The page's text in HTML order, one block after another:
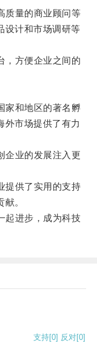
量的商业顾问等
设计和市场调研等
方便企业之间的
和地区的著名孵
外市场提供了有力
业的发展注入更
供了实用的支持
。
进步，成为科技
支持[0] 反对[0]